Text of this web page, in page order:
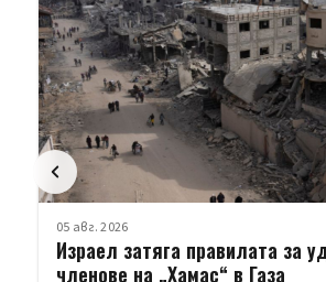
05 авг. 2026
Израел затяга правилата за
членове на „Хамас“ в Газа